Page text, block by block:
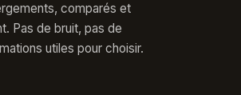
comparés et
Pas de bruit, pas de
utiles pour choisir.